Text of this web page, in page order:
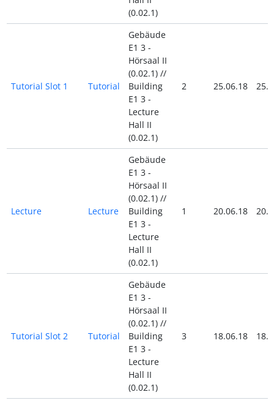
(0.02.1)
Tutorial Slot 1 Tutorial
Gebäude
E1 3 -
Hörsaal II
(0.02.1) //
Building
E1 3 -
Lecture
Hall II
(0.02.1)
2 25.06.18
Lecture Lecture
Gebäude
E1 3 -
Hörsaal II
(0.02.1) //
Building
E1 3 -
Lecture
Hall II
(0.02.1)
1 20.06.18
Tutorial Slot 2 Tutorial
Gebäude
E1 3 -
Hörsaal II
(0.02.1) //
Building
E1 3 -
Lecture
Hall II
(0.02.1)
3 18.06.18